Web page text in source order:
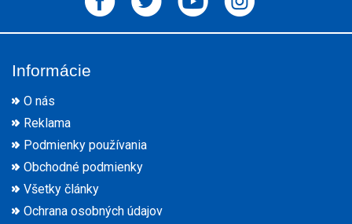
Informácie
O nás
Reklama
Podmienky používania
Obchodné podmienky
Všetky články
Ochrana osobných údajov